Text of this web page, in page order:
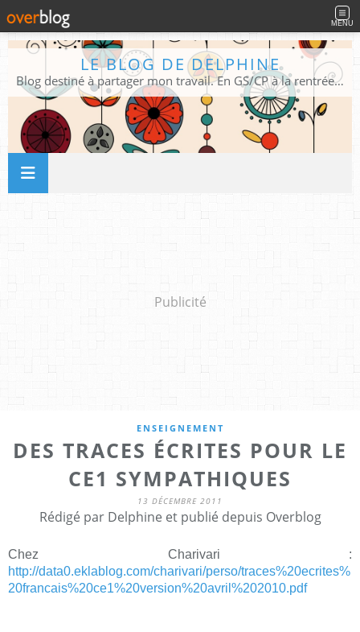
MENU
LE BLOG DE DELPHINE
Blog destiné à partager mon travail. En GS/CP à la rentrée 2026/2027 !
Publicité
ENSEIGNEMENT
DES TRACES ÉCRITES POUR LE
CE1 SYMPATHIQUES
13 DÉCEMBRE 2011
Rédigé par Delphine et publié depuis Overblog
Chez Charivari :
http://data0.eklablog.com/charivari/perso/traces%20ecrites%
20francais%20ce1%20version%20avril%202010.pdf